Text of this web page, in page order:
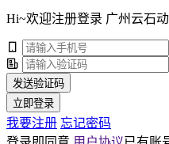
Hi~欢迎注册登录 广州云石
发送验证码
立即登录
我要注册 忘记密码